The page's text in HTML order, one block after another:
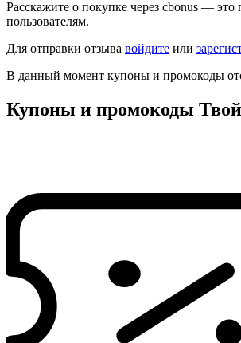
Расскажите о покупке через cbonus —
пользователям.
Для отправки отзыва войдите или
В данный момент купоны и промокоды
Купоны и промокоды